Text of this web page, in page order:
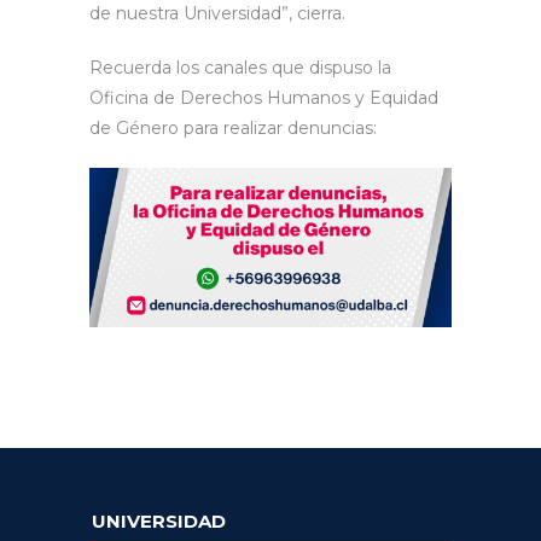
de nuestra Universidad”, cierra.
Recuerda los canales que dispuso la
Oficina de Derechos Humanos y Equidad
de Género para realizar denuncias:
UNIVERSIDAD